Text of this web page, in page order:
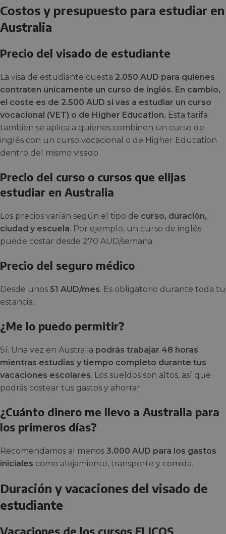
Costos y presupuesto para estudiar en
Australia
Precio del visado de estudiante
La visa de estudiante cuesta 2.050 AUD para quienes
contraten únicamente un curso de inglés. En cambio,
el coste es de 2.500 AUD si vas a estudiar un curso
vocacional (VET) o de Higher Education. Esta tarifa
también se aplica a quienes combinen un curso de
inglés con un curso vocacional o de Higher Education
dentro del mismo visado.
Precio del curso o cursos que elijas
estudiar en Australia
Los precios varían según el tipo de curso, duración,
ciudad y escuela. Por ejemplo, un curso de inglés
puede costar desde 270 AUD/semana.
Precio del seguro médico
Desde unos 51 AUD/mes. Es obligatorio durante toda tu
estancia.
¿Me lo puedo permitir?
Sí. Una vez en Australia podrás trabajar 48 horas
mientras estudias y tiempo completo durante tus
vacaciones escolares. Los sueldos son altos, así que
podrás costear tus gastos y ahorrar.
¿Cuánto dinero me llevo a Australia para
los primeros días?
Recomendamos al menos 3.000 AUD para los gastos
iniciales como alojamiento, transporte y comida.
Duración y vacaciones del visado de
estudiante
Vacaciones de los cursos ELICOS